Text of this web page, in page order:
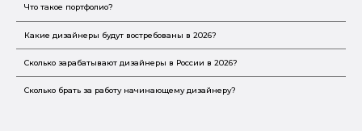
Что такое портфолио?
Какие дизайнеры будут востребованы в 2026?
Сколько зарабатывают дизайнеры в России в 2026?
Сколько брать за работу начинающему дизайнеру?